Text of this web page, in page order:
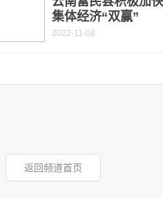
集体经济“双赢”
2022-11-08
返回频道首页